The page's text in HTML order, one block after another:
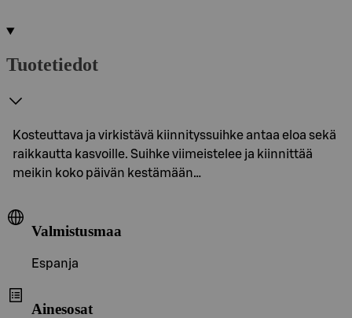
Tuotetiedot
Kosteuttava ja virkistävä kiinnityssuihke antaa eloa sekä
raikkautta kasvoille. Suihke viimeistelee ja kiinnittää
meikin koko päivän kestämään…
Valmistusmaa
Espanja
Ainesosat